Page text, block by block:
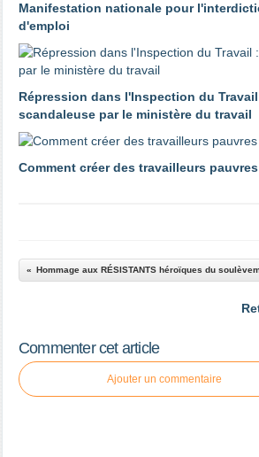
Manifestation nationale pour
d'emploi
Répression dans l'Inspection du
scandaleuse par le ministère du travail
Comment créer des travailleurs
Commenter cet article
Ajouter un commentaire